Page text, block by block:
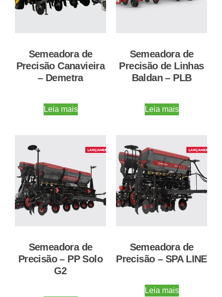
Semeadora de
Precisão Canavieira
– Demetra
Leia mais
Semeadora de
Precisão de Linhas
Baldan – PLB
Leia mais
Semeadora de
Precisão – PP Solo
G2
Semeadora de
Precisão – SPA LINE
Leia mais